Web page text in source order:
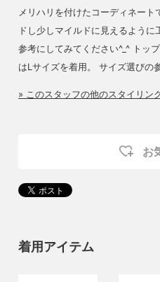
メリハリを付けたコーディネー
ドし少しマイルドに見えるよう
参考にしてみてください^_^ トッ
はLサイズを着用。 サイズ選び
» このスタッフの他のスタイリン
お
着用アイテム